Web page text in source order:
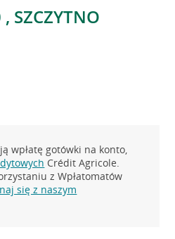
SZCZYTNO
wpłatę gotówki na konto,
Crédit Agricole.
z Wpłatomatów
się z naszym